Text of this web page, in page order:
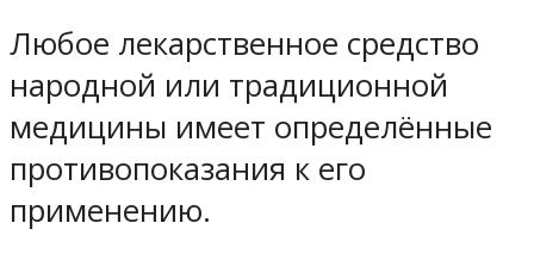
Любое лекарственное средство
народной или традиционной
медицины имеет определённые
противопоказания к его
применению.